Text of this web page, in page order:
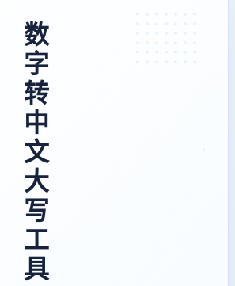
数
字
转
中
文
大
写
工
具